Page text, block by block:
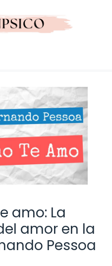
amo: La
amor en la
Pessoa